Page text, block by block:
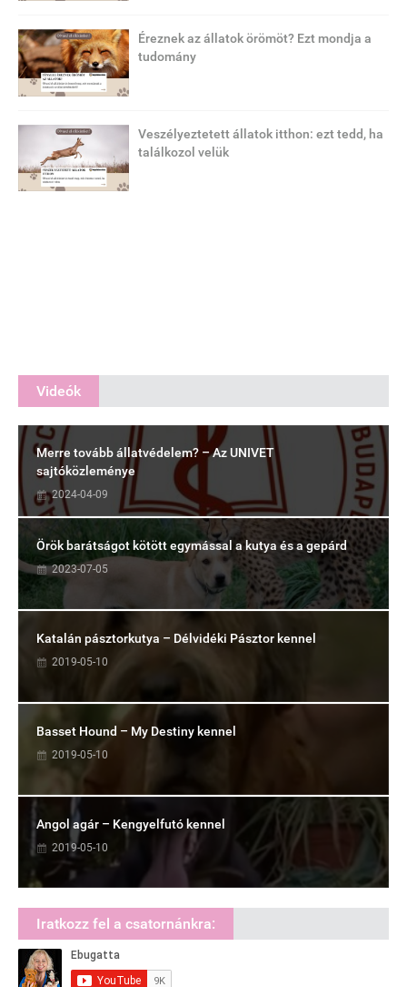
Éreznek az állatok örömöt? Ezt mondja a
tudomány
Veszélyeztetett állatok itthon: ezt tedd, ha
találkozol velük
Videók
Merre tovább állatvédelem? – Az UNIVET
sajtóközleménye
2024-04-09
Örök barátságot kötött egymással a kutya és a gepárd
2023-07-05
Katalán pásztorkutya – Délvidéki Pásztor kennel
2019-05-10
Basset Hound – My Destiny kennel
2019-05-10
Angol agár – Kengyelfutó kennel
2019-05-10
Iratkozz fel a csatornánkra: